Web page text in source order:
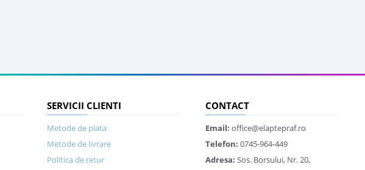
SERVICII CLIENTI
Metode de plata
Metode de livrare
Politica de retur
CONTACT
Email: office@elaptepraf.ro
Telefon: 0745-964-449
Adresa: Sos. Borsului, Nr. 20,